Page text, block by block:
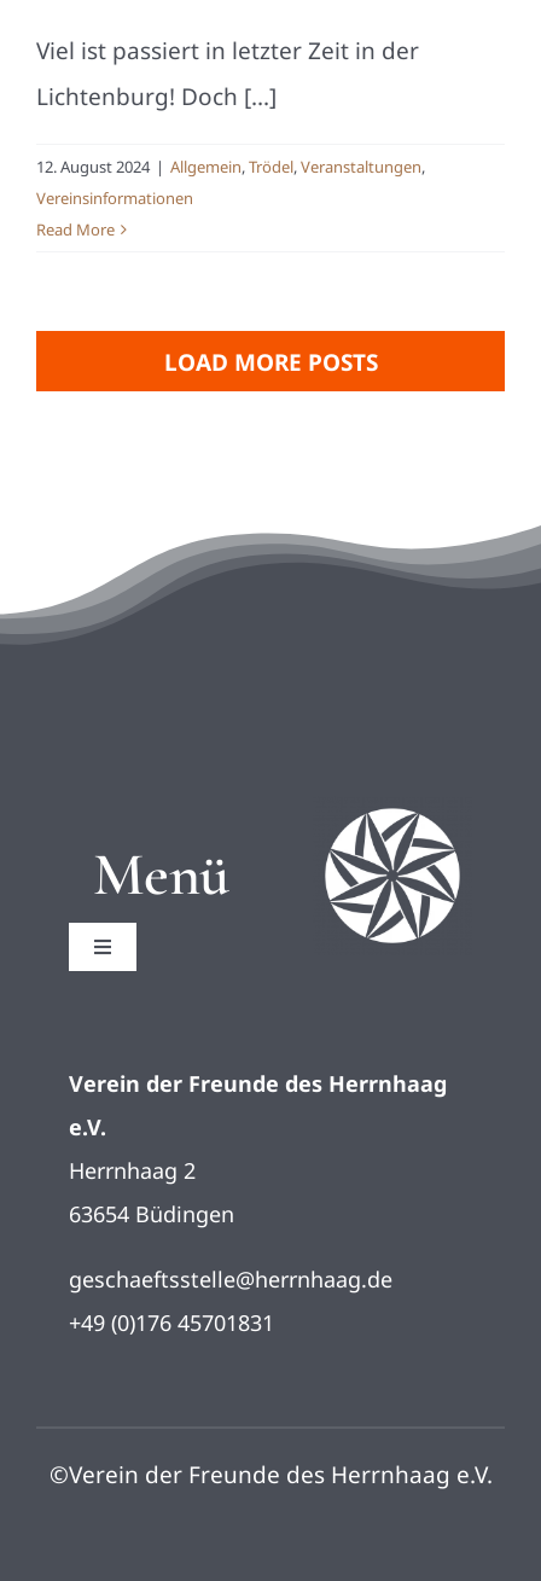
Viel ist passiert in letzter Zeit in der
Lichtenburg! Doch [...]
12. August 2024 | Allgemein,Trödel,Veranstaltungen,
Vereinsinformationen
Read More
LOAD MORE POSTS
Menü
Toggle
Impressum
Datenschutz
Verein der Freunde des Herrnhaag
e.V.
Herrnhaag 2
63654 Büdingen
geschaeftsstelle@herrnhaag.de
+49 (0)176 45701831
©Verein der Freunde des Herrnhaag e.V.